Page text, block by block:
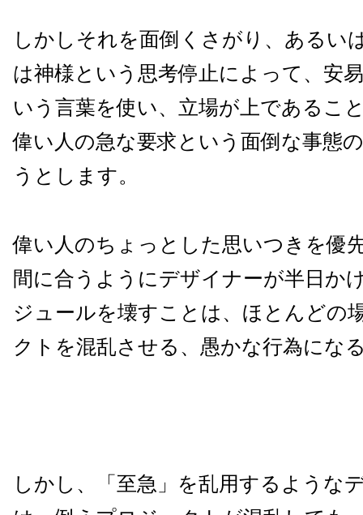
しかしそれを面倒くさがり、あるい
は神様という思考停止によって、安
いう言葉を使い、立場が上であるこ
偉い人の急な要求という面倒な事態
うとします。
偉い人のちょっとした思いつきを優
間に合うようにデザイナーが半日か
ジュールを壊すことは、ほとんどの
クトを混乱させる、愚かな行為にな
しかし、「至急」を乱用するような